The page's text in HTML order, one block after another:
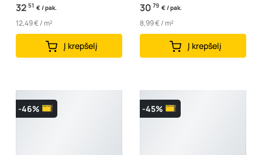
32 51 € / pak.
12,49 € / m²
Į krepšelį
30 79 € / pak.
8,99 € / m²
Į krepšelį
-46% -45%